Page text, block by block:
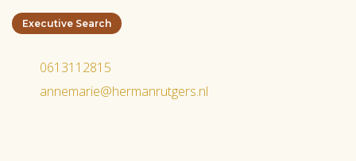
Executive Search
0613112815
annemarie@hermanrutgers.nl